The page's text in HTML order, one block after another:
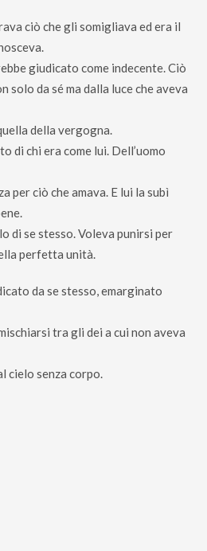
ciò che gli somigliava ed era il
giudicato come indecente. Ciò
solo da sé ma dalla luce che aveva
della vergogna.
di chi era come lui. Dell’uomo
per ciò che amava. E lui la subì
di se stesso. Voleva punirsi per
perfetta unità.
da se stesso, emarginato
tra gli dei a cui non aveva
cielo senza corpo.